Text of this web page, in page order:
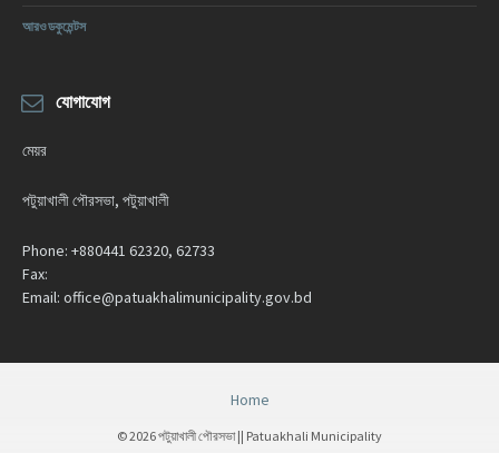
আরও ডকুমেন্টস
যোগাযোগ
মেয়র
পটুয়াখালী পৌরসভা, পটুয়াখালী
Phone: +880441 62320, 62733
Fax:
Email: office@patuakhalimunicipality.gov.bd
Home
© 2026 পটুয়াখালী পৌরসভা || Patuakhali Municipality